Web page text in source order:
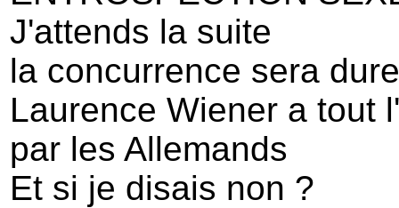
J'attends la suite
la concurrence sera dure
Laurence Wiener a tout
par les Allemands
Et si je disais non ?